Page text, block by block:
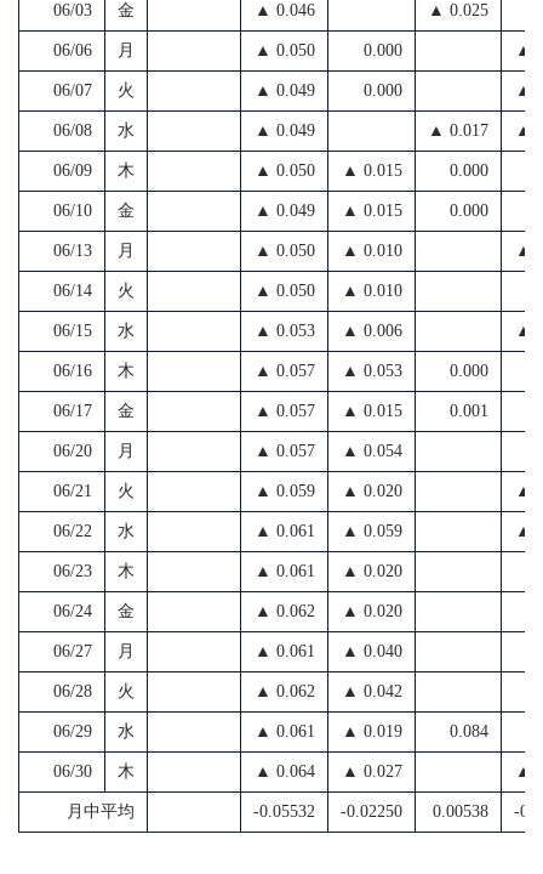
06/03 金 ▲ 0.046 ▲ 0.025
06/06 月 ▲ 0.050 0.000 ▲
06/07 火 ▲ 0.049 0.000 ▲
06/08 水 ▲ 0.049 ▲ 0.017 ▲
06/09 木 ▲ 0.050 ▲ 0.015 0.000
06/10 金 ▲ 0.049 ▲ 0.015 0.000
06/13 月 ▲ 0.050 ▲ 0.010 ▲
06/14 火 ▲ 0.050 ▲ 0.010
06/15 水 ▲ 0.053 ▲ 0.006 ▲
06/16 木 ▲ 0.057 ▲ 0.053 0.000
06/17 金 ▲ 0.057 ▲ 0.015 0.001
06/20 月 ▲ 0.057 ▲ 0.054
06/21 火 ▲ 0.059 ▲ 0.020 ▲
06/22 水 ▲ 0.061 ▲ 0.059 ▲
06/23 木 ▲ 0.061 ▲ 0.020
06/24 金 ▲ 0.062 ▲ 0.020
06/27 月 ▲ 0.061 ▲ 0.040
06/28 火 ▲ 0.062 ▲ 0.042
06/29 水 ▲ 0.061 ▲ 0.019 0.084
06/30 木 ▲ 0.064 ▲ 0.027 ▲
月中平均 -0.05532 -0.02250 0.00538 -